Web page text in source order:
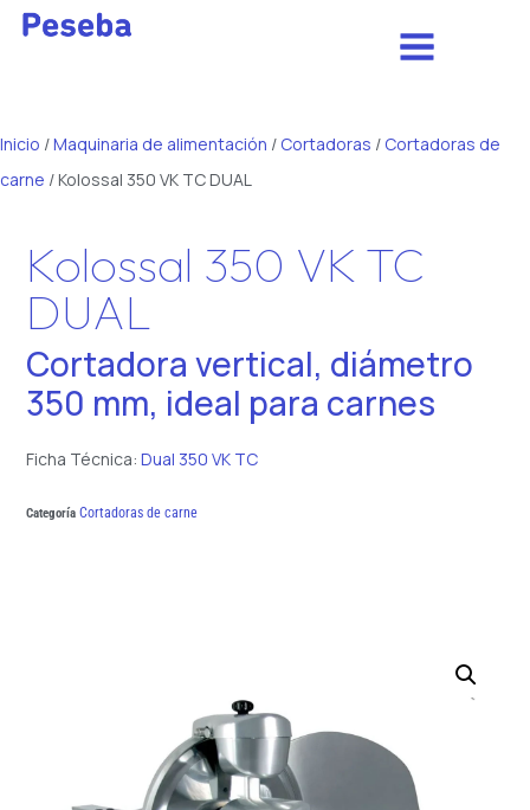
Inicio /Maquinaria de alimentación / Cortadoras / Cortadoras de
carne / Kolossal 350 VK TC DUAL
Kolossal 350 VK TC
DUAL
Cortadora vertical, diámetro
350 mm, ideal para carnes
Ficha Técnica:Dual 350 VK TC
Categoría Cortadoras de carne